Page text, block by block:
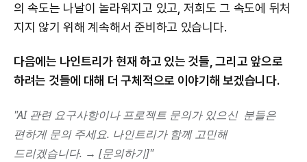
의 속도는 나날이 놀라워지고 있고, 저희도 그 속도에 뒤처
지지 않기 위해 계속해서 준비하고 있습니다.
다음에는 나인트리가 현재 하고 있는 것들, 그리고 앞으로
하려는 것들에 대해 더 구체적으로 이야기해 보겠습니다.
"AI 관련 요구사항이나 프로젝트 문의가 있으신 분들은
편하게 문의 주세요. 나인트리가 함께 고민해
드리겠습니다. → [문의하기]"